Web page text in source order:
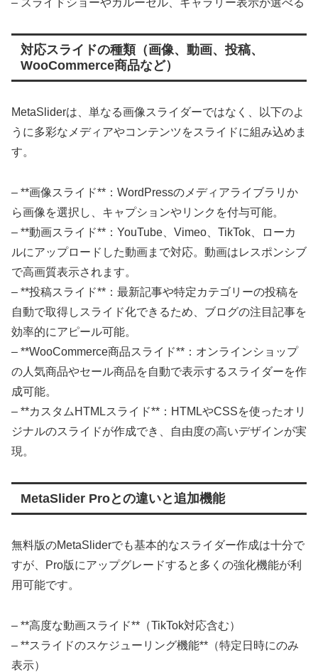
– スライドショーやカルーセル、ギャラリー表示が選べる
対応スライドの種類（画像、動画、投稿、
WooCommerce商品など）
MetaSliderは、単なる画像スライダーではなく、以下のよ
うに多彩なメディアやコンテンツをスライドに組み込めま
す。
– **画像スライド**：WordPressのメディアライブラリか
ら画像を選択し、キャプションやリンクを付与可能。
– **動画スライド**：YouTube、Vimeo、TikTok、ローカ
ルにアップロードした動画まで対応。動画はレスポンシブ
で高画質表示されます。
– **投稿スライド**：最新記事や特定カテゴリーの投稿を
自動で取得しスライド化できるため、ブログの注目記事を
効率的にアピール可能。
– **WooCommerce商品スライド**：オンラインショップ
の人気商品やセール商品を自動で表示するスライダーを作
成可能。
– **カスタムHTMLスライド**：HTMLやCSSを使ったオリ
ジナルのスライドが作成でき、自由度の高いデザインが実
現。
MetaSlider Proとの違いと追加機能
無料版のMetaSliderでも基本的なスライダー作成は十分で
すが、Pro版にアップグレードすると多くの強化機能が利
用可能です。
– **高度な動画スライド**（TikTok対応含む）
– **スライドのスケジューリング機能**（特定日時にのみ
表示）